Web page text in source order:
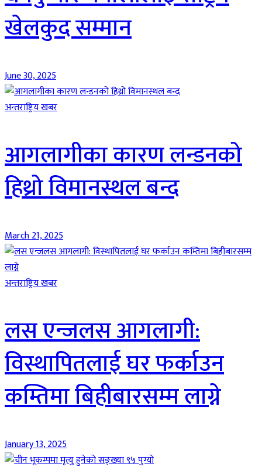
खेलकुद सम्मान
June 30, 2025
अन्तराष्ट्रिय खबर
आगलागीका कारण लन्डनको
हिथ्रो विमानस्थल बन्द
March 21, 2025
अन्तराष्ट्रिय खबर
लस एन्जलस आगलागी:
विस्थापितलाई घर फर्काउन
कम्तिमा बिहीबारसम्म लाग्ने
January 13, 2025